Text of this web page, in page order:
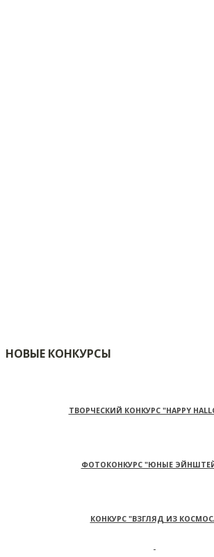
НОВЫЕ КОНКУРСЫ
ТВОРЧЕСКИЙ КОНКУРС "HAPPY
ФОТОКОНКУРС "ЮНЫЕ
КОНКУРС "ВЗГЛЯД ИЗ